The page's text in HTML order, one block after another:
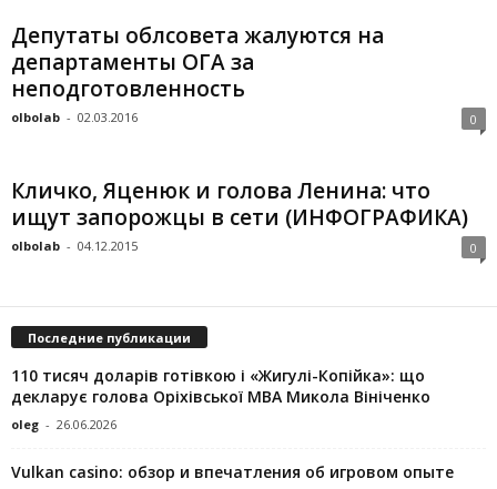
Депутаты облсовета жалуются на
департаменты ОГА за
неподготовленность
olbolab - 02.03.2016 0
Кличко, Яценюк и голова Ленина: что
ищут запорожцы в сети (ИНФОГРАФИКА)
olbolab - 04.12.2015 0
Последние публикации
110 тисяч доларів готівкою і «Жигулі-Копійка»: що
декларує голова Оріхівської МВА Микола Вініченко
oleg - 26.06.2026
Vulkan casino: обзор и впечатления об игровом опыте